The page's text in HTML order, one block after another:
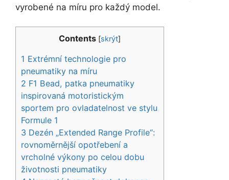
vyrobené na míru pro každý model.
Contents [skrýt]
1 Extrémní technologie pro
pneumatiky na míru
2 F1 Bead, patka pneumatiky
inspirovaná motoristickým
sportem pro ovladatelnost ve stylu
Formule 1
3 Dezén „Extended Range Profile“:
rovnoměrnější opotřebení a
vrcholné výkony po celou dobu
životnosti pneumatiky